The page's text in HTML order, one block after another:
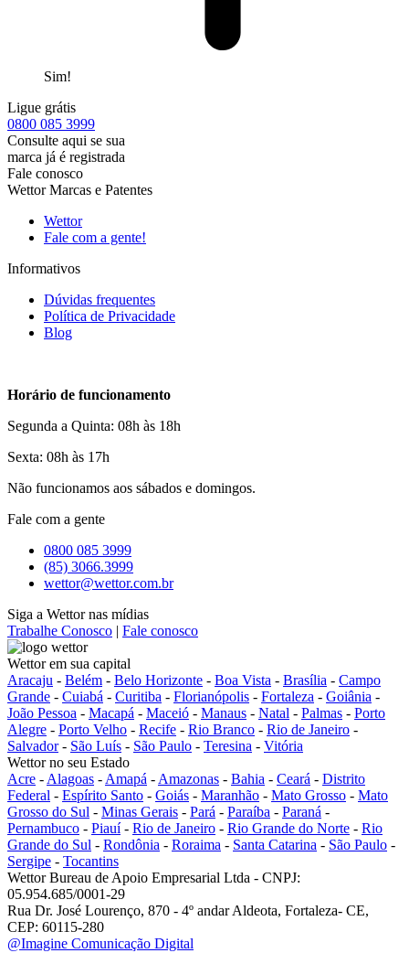
Sim!
Ligue grátis
0800 085 3999
Consulte aqui se sua
marca já é registrada
Fale conosco
Wettor Marcas e Patentes
Wettor
Fale com a gente!
Informativos
Dúvidas frequentes
Política de Privacidade
Blog
Horário de funcionamento
Segunda a Quinta: 08h às 18h
Sexta: 08h às 17h
Não funcionamos aos sábados e domingos.
Fale com a gente
0800 085 3999
(85) 3066.3999
wettor@wettor.com.br
Siga a Wettor nas mídias
Trabalhe Conosco | Fale conosco
Wettor em sua capital
Aracaju - Belém - Belo Horizonte - Boa Vista - Brasília - Campo
Grande - Cuiabá - Curitiba - Florianópolis - Fortaleza - Goiânia -
João Pessoa - Macapá - Maceió - Manaus - Natal - Palmas - Porto
Alegre - Porto Velho - Recife - Rio Branco - Rio de Janeiro -
Salvador- São Luís - São Paulo - Teresina - Vitória
Wettor no seu Estado
Acre - Alagoas - Amapá - Amazonas - Bahia - Ceará - Distrito
Federal - Espírito Santo - Goiás - Maranhão - Mato Grosso - Mato
Grosso do Sul - Minas Gerais - Pará - Paraíba - Paraná -
Pernambuco - Piauí- Rio de Janeiro - Rio Grande do Norte - Rio
Grande do Sul - Rondônia - Roraima - Santa Catarina - São Paulo -
Sergipe - Tocantins
Wettor Bureau de Apoio Empresarial Ltda - CNPJ:
05.954.685/0001-29
Rua Dr. José Lourenço, 870 - 4º andar Aldeota, Fortaleza- CE,
CEP: 60115-280
@Imagine Comunicação Digital